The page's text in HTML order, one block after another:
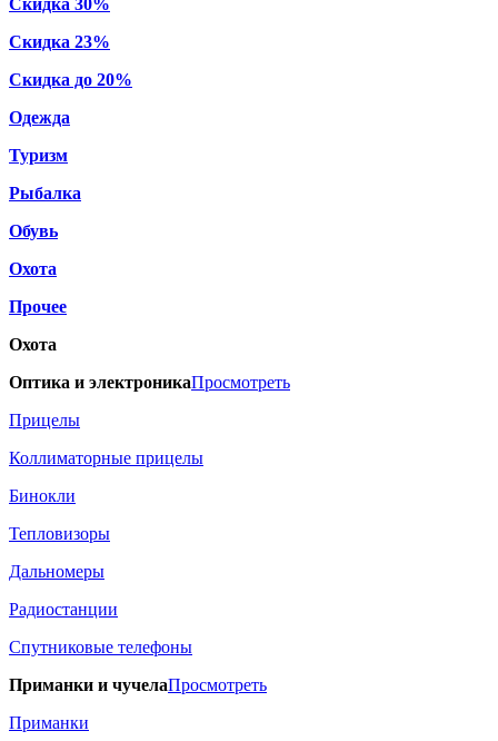
Скидка 30%
Скидка 23%
Скидка до 20%
Одежда
Туризм
Рыбалка
Обувь
Охота
Прочее
Охота
Оптика и электроникаПросмотреть
Прицелы
Коллиматорные прицелы
Бинокли
Тепловизоры
Дальномеры
Радиостанции
Спутниковые телефоны
Приманки и чучелаПросмотреть
Приманки